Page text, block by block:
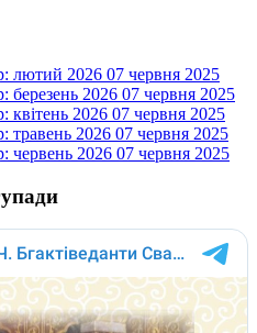
лютий 2026 07 червня 2025
березень 2026 07 червня 2025
квітень 2026 07 червня 2025
травень 2026 07 червня 2025
червень 2026 07 червня 2025